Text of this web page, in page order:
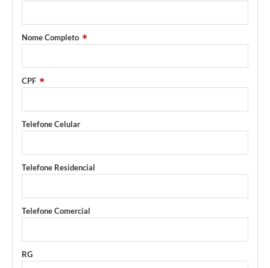
Ouvidoria
Nome Completo
CPF
Telefone Celular
Telefone Residencial
Telefone Comercial
RG